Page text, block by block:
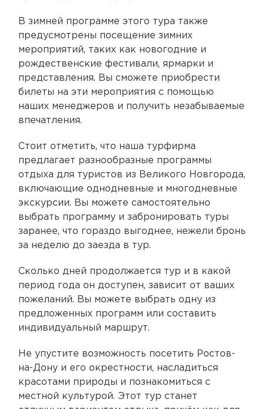
В зимней программе этого тура также
предусмотрены посещение зимних
мероприятий, таких как новогодние и
рождественские фестивали, ярмарки и
представления. Вы сможете приобрести
билеты на эти мероприятия с помощью
наших менеджеров и получить незабываемые
впечатления.
Стоит отметить, что наша турфирма
предлагает разнообразные программы
отдыха для туристов из Великого Новгорода,
включающие однодневные и многодневные
экскурсии. Вы можете самостоятельно
выбрать программу и забронировать туры
заранее, что гораздо выгоднее, нежели бронь
за неделю до заезда в тур.
Сколько дней продолжается тур и в какой
период года он доступен, зависит от ваших
пожеланий. Вы можете выбрать одну из
предложенных программ или составить
индивидуальный маршрут.
Не упустите возможность посетить Ростов-
на-Дону и его окрестности, насладиться
красотами природы и познакомиться с
местной культурой. Этот тур станет